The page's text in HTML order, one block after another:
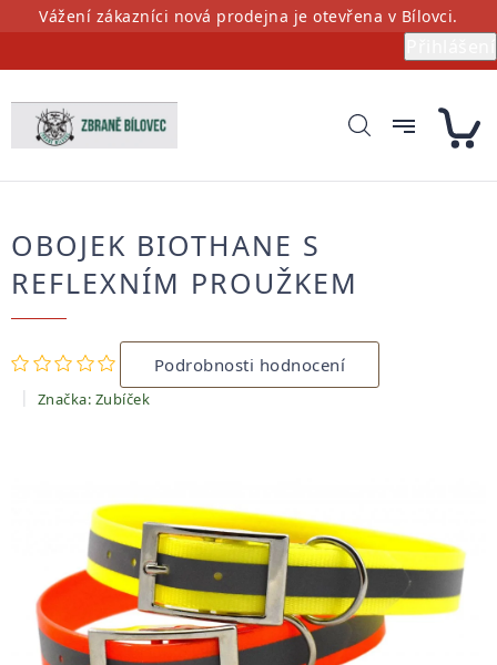
PřejítVážení zákazníci nová prodejna je otevřena v Bílovci.
OBOJEK BIOTHANE S
REFLEXNÍM PROUŽKEM
Průměrné
hodnocení
produktu
je
Podrobnosti hodnocení
Značka: Zubíček